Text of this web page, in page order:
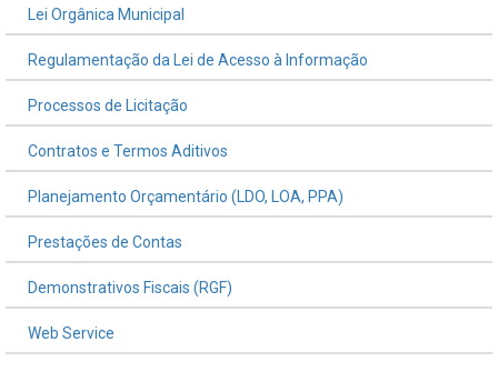
Lei Orgânica Municipal
Regulamentação da Lei de Acesso à Informação
Processos de Licitação
Contratos e Termos Aditivos
Planejamento Orçamentário (LDO, LOA, PPA)
Prestações de Contas
Demonstrativos Fiscais (RGF)
Web Service